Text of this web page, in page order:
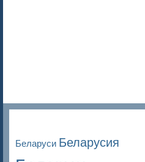
Беларуси Беларусия